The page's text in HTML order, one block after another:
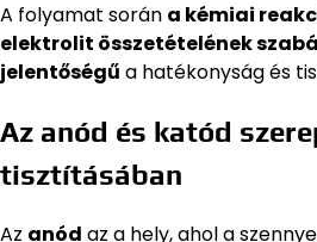
A folyamat során a kémiai
elektrolit összetételének
jelentőségű a hatékonyság és
Az anód és katód
tisztításában
Az anód az a hely, ahol a